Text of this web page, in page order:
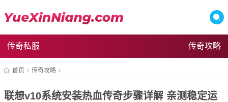
传奇私服 传奇攻略
首页 传奇攻略
联想v10系统安装热血传奇步骤详解 亲测稳定运